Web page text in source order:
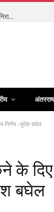
मंत्री श्रीमती लक्ष्मी राजवाड़े की संवेदनशील पहल- बाल देखरेख संस्थाओं के अनाथ एवं निराश्रित बच्चों को कौशल, प्रशिक्षण और रोजगार से जोड़ने बैंकिंग और सामाजिक संस्थाओं का साझा प्रयास
निर्णय -भूपेश बघेल
के
बघेल